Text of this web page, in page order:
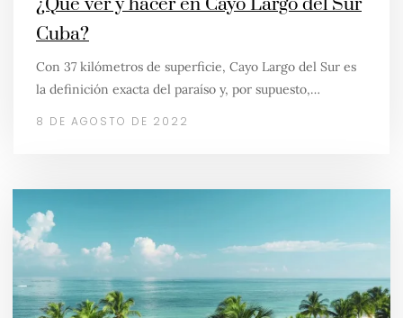
Cuba?
Con 37 kilómetros de superficie, Cayo Largo del Sur es
la definición exacta del paraíso y, por supuesto,…
8 DE AGOSTO DE 2022